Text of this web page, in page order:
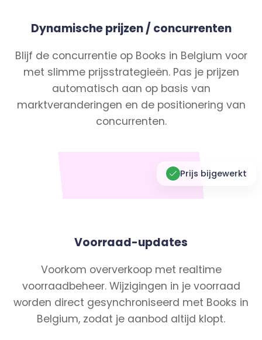
Dynamische prijzen / concurrenten
Blijf de concurrentie op Books in Belgium voor
met slimme prijsstrategieën. Pas je prijzen
automatisch aan op basis van
marktveranderingen en de positionering van
concurrenten.
Prijs bijgewerkt
Voorraad-updates
Voorkom oververkoop met realtime
voorraadbeheer. Wijzigingen in je voorraad
worden direct gesynchroniseerd met Books in
Belgium, zodat je aanbod altijd klopt.